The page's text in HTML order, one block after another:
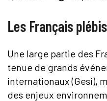
Les Français
Une large partie des
tenue de grands
internationaux (Gesi),
des enjeux